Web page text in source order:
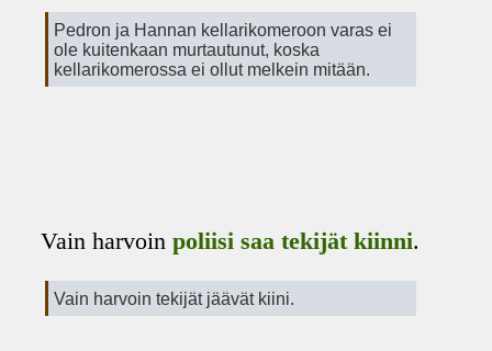
Pedron ja Hannan kellarikomeroon varas ei
ole kuitenkaan murtautunut, koska
kellarikomerossa ei ollut melkein mitään.
Vain harvoinpoliisi saa tekijät kiinni.
Vain harvoin tekijät jäävät kiini.